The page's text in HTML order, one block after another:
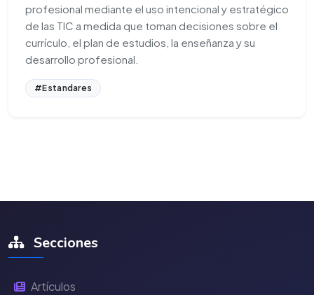
profesional mediante el uso intencional y estratégico
de las TIC a medida que toman decisiones sobre el
currículo, el plan de estudios, la enseñanza y su
desarrollo profesional.
#Estandares
Secciones
Artículos